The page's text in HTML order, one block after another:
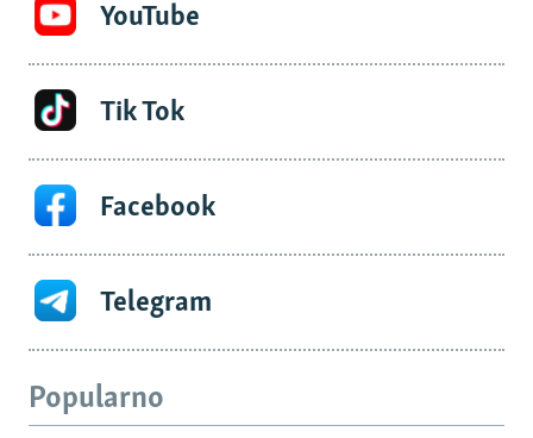
YouTube
Tik Tok
Facebook
Telegram
Popularno